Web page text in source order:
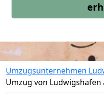
Umzugsunternehmen
Umzug von